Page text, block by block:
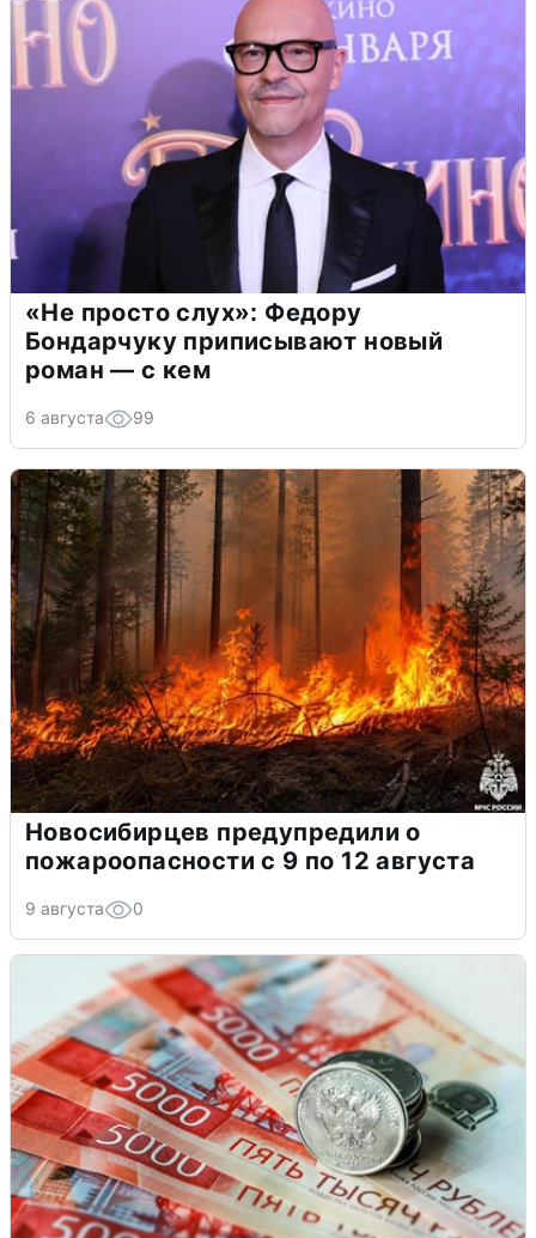
«Не просто слух»: Федору
Бондарчуку приписывают новый
роман — с кем
6 августа 99
Новосибирцев предупредили о
пожароопасности с 9 по 12 августа
9 августа 0